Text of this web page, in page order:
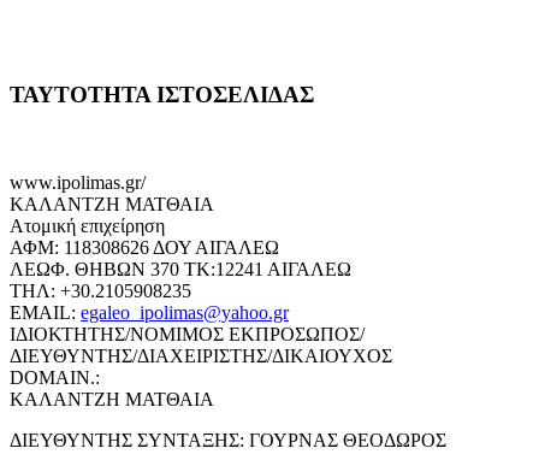
ΤΑΥΤΟΤΗΤΑ ΙΣΤΟΣΕΛΙΔΑΣ
www.ipolimas.gr/
ΚΑΛΑΝΤΖΗ ΜΑΤΘΑΙΑ
Ατομική επιχείρηση
ΑΦΜ: 118308626 ΔΟΥ ΑΙΓΑΛΕΩ
ΛΕΩΦ. ΘΗΒΩΝ 370 ΤΚ:12241 ΑΙΓΑΛΕΩ
ΤΗΛ: +30.2105908235
EMAIL: egaleo_ipolimas@yahoo.gr
ΙΔΙΟΚΤΗΤΗΣ/ΝΟΜΙΜΟΣ ΕΚΠΡΟΣΩΠΟΣ/
ΔΙΕΥΘΥΝΤΗΣ/ΔΙΑΧΕΙΡΙΣΤΗΣ/ΔΙΚΑΙΟΥΧΟΣ
DOMAIN.:
ΚΑΛΑΝΤΖΗ ΜΑΤΘΑΙΑ
ΔΙΕΥΘΥΝΤΗΣ ΣΥΝΤΑΞΗΣ: ΓΟΥΡΝΑΣ ΘΕΟΔΩΡΟΣ